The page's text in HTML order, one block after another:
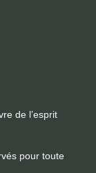
de l’esprit
pour toute